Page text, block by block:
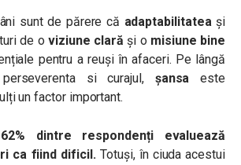
sunt de părere că adaptabilitateași
de oviziune clară și o misiune bine
pentru a reuși în afaceri. Pe lângă
si curajul, șansa este
un factor important.
62% dintre respondenți evaluează
ca fiind dificil. Totuși, în ciuda acestui